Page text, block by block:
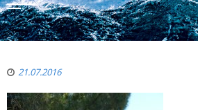
21.07.2016